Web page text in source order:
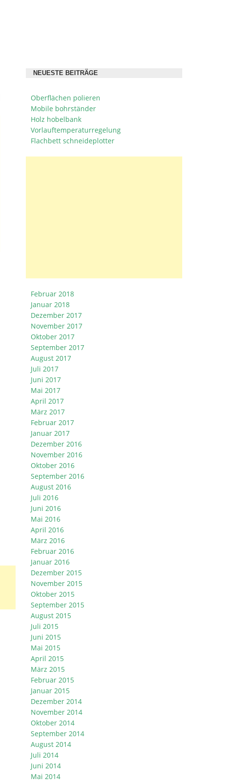
NEUESTE BEITRÄGE
Oberflächen polieren
Mobile bohrständer
Holz hobelbank
Vorlauftemperaturregelung
Flachbett schneideplotter
Februar 2018
Januar 2018
Dezember 2017
November 2017
Oktober 2017
September 2017
August 2017
Juli 2017
Juni 2017
Mai 2017
April 2017
März 2017
Februar 2017
Januar 2017
Dezember 2016
November 2016
Oktober 2016
September 2016
August 2016
Juli 2016
Juni 2016
Mai 2016
April 2016
März 2016
Februar 2016
Januar 2016
Dezember 2015
November 2015
Oktober 2015
September 2015
August 2015
Juli 2015
Juni 2015
Mai 2015
April 2015
März 2015
Februar 2015
Januar 2015
Dezember 2014
November 2014
Oktober 2014
September 2014
August 2014
Juli 2014
Juni 2014
Mai 2014